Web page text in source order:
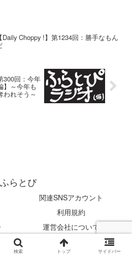
【Daily Choppy !】第1234回：勝手なもん
300回：今年
】～今年も
われそう～
ふらとぴ
関連SNSアカウント
利用規約
運営会社について
ふらとぴ.
検索 トップ サイドバー